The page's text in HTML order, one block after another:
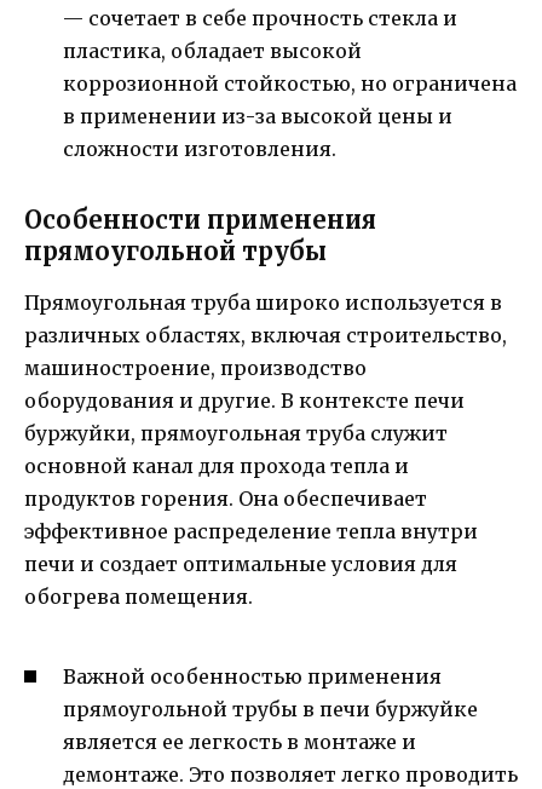
— сочетает в себе прочность стекла и
пластика, обладает высокой
коррозионной стойкостью, но ограничена
в применении из-за высокой цены и
сложности изготовления.
Особенности применения
прямоугольной трубы
Прямоугольная труба широко используется в
различных областях, включая строительство,
машиностроение, производство
оборудования и другие. В контексте печи
буржуйки, прямоугольная труба служит
основной канал для прохода тепла и
продуктов горения. Она обеспечивает
эффективное распределение тепла внутри
печи и создает оптимальные условия для
обогрева помещения.
Важной особенностью применения
прямоугольной трубы в печи буржуйке
является ее легкость в монтаже и
демонтаже. Это позволяет легко проводить